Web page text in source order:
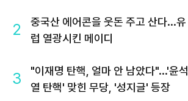
2
중국산 에어콘을 웃돈 주고 산다...유
럽 열광시킨 메이디
3
"이재명 탄핵, 얼마 안 남았다"...'윤석
열 탄핵' 맞힌 무당, '성지글' 등장